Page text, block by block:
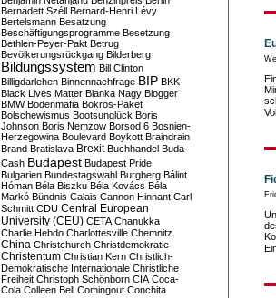
Bernadett Széll Bernard-Henri Lévy
Bertelsmann Besatzung
Beschäftigungsprogramme Besetzung
Bethlen-Peyer-Pakt Betrug
Bevölkerungsrückgang Bilderberg
Bildungssystem Bill Clinton
Billigdarlehen Binnennachfrage BIP BKK
Black Lives Matter Blanka Nagy Blogger
BMW Bodenmafia Bokros-Paket
Bolschewismus Bootsunglück Boris
Johnson Boris Nemzow Borsod 6 Bosnien-
Herzegowina Boulevard Boykott Braindrain
Brand Bratislava Brexit Buchhandel Buda-
Cash Budapest Budapest Pride
Bulgarien Bundestagswahl Burgberg Bálint
Hóman Béla Biszku Béla Kovács Béla
Markó Bündnis Calais Cannon Hinnant Carl
Schmitt CDU Central European
University (CEU) CETA Chanukka
Charlie Hebdo Charlottesville Chemnitz
China Christchurch Christdemokratie
Christentum Christian Kern Christlich-
Demokratische Internationale Christliche
Freiheit Christoph Schönborn CIA Coca-
Cola Colleen Bell Comingout Conchita